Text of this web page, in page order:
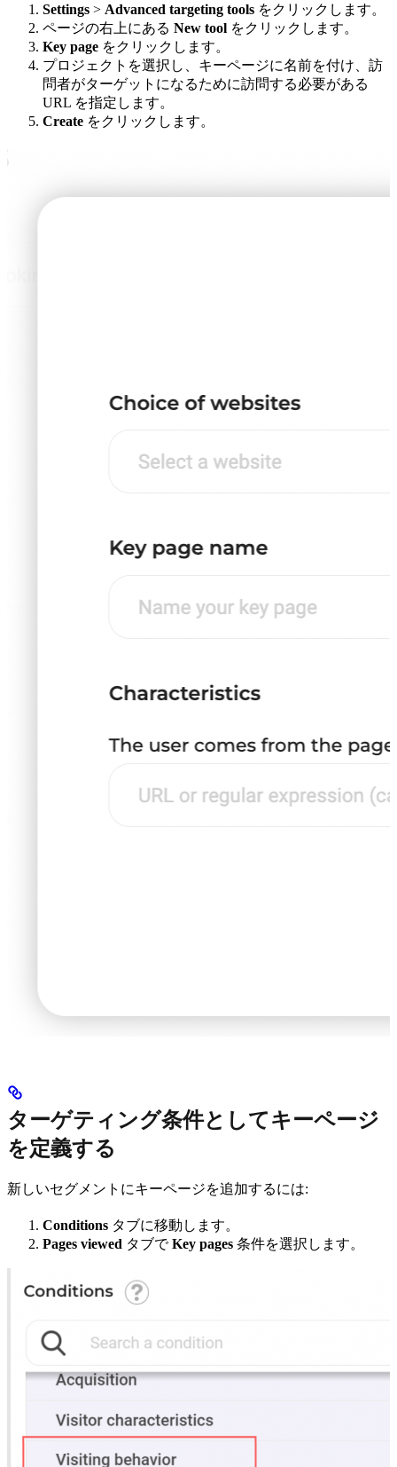
Settings > Advanced targeting tools をクリックします。
ページの右上にある New tool をクリックします。
Key page をクリックします。
プロジェクトを選択し、キーページに名前を付け、訪
問者がターゲットになるために訪問する必要がある
URL を指定します。
Create をクリックします。
ターゲティング条件としてキーページ
を定義する
新しいセグメントにキーページを追加するには:
Conditions タブに移動します。
Pages viewed タブでKey pages 条件を選択します。